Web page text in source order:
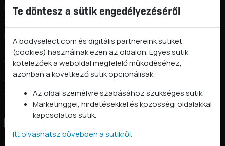
Kapcsolat
Szállítási információk
Gyakori kérdések
Vásárlástól való elállás
Adatkezelési tájékoztató
Általános szerződési feltételek
Kövess minket
Te döntesz a sütik engedélyezéséről
A bodyselect.com és digitális partnereink sütiket
(cookies) használnak ezen az oldalon. Egyes sütik
kötelezőek a weboldal megfelelő működéséhez,
azonban a következő sütik opcionálisak:
Az oldal személyre szabásához szükséges sütik.
Marketinggel, hirdetésekkel és közösségi oldalakkal
kapcsolatos sütik.
Itt olvashatsz bővebben a sütikről.